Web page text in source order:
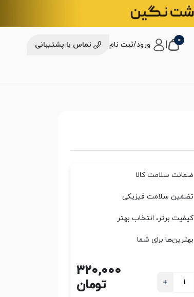
0 ورود/ثبت نام تماس با پشتیبانی
ضمانت سلامت کالا
تضمین سلامت فیزیکی
کیفیت برتر، انتخاب بهتر
بهترین‌ها برای شما
320,000
تومان